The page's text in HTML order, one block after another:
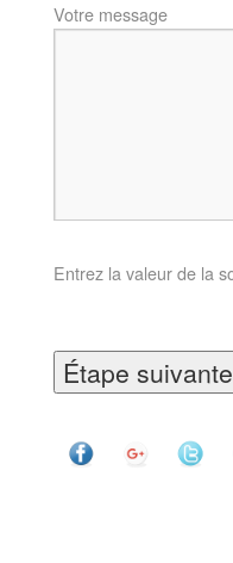
Votre message
Entrez la valeur de la